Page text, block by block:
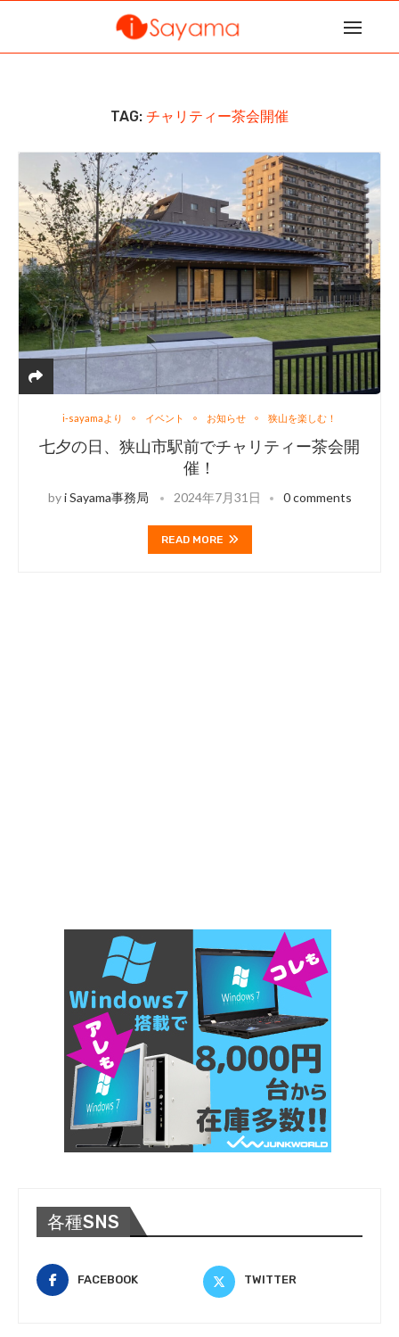
TAG: チャリティー茶会開催
i-sayamaより イベント お知らせ 狭山を楽しむ！
七夕の日、狭山市駅前でチャリティー茶会開
催！
byi Sayama事務局 2024年7月31日 0 comments
READ MORE
各種SNS
FACEBOOK TWITTER